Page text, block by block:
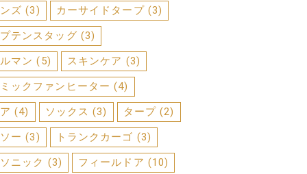
ズ (3) カーサイドタープ(3)
テンスタッグ (3)
マン (5) スキンケア (3)
ックファンヒーター (4)
(4) ソックス (3) タープ (2)
ー (3) トランクカーゴ (3)
ニック (3) フィールドア (10)